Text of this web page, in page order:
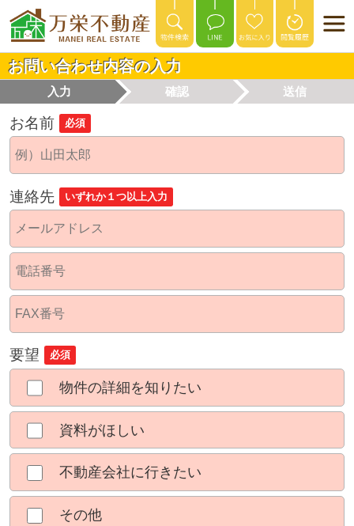
お問い合わせ内容の入力
入力 確認 送信
お名前 必須
連絡先 いずれか１つ以上入力
要望 必須
物件の詳細を知りたい
資料がほしい
不動産会社に行きたい
その他